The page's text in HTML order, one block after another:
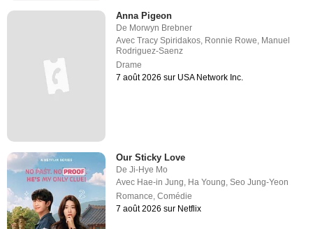
Anna Pigeon
De Morwyn Brebner
AvecTracy Spiridakos Ronnie Rowe Manuel
Rodriguez-Saenz
Drame
7 août 2026 sur USA Network Inc.
Our Sticky Love
DeJi-Hye Mo
Avec Hae-in Jung, Ha Young,Seo Jung-Yeon
Romance,Comédie
7 août 2026 sur Netflix